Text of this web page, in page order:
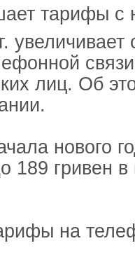
увеличивает
лиц. Об
нового
189 гривен
на